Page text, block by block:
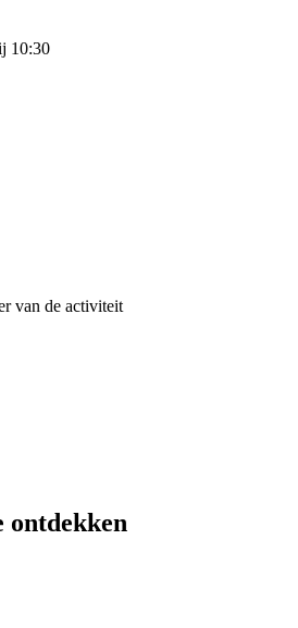
10:30
van de activiteit
ontdekken